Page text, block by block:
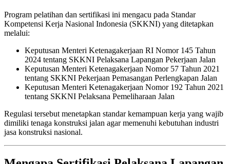
Program pelatihan dan sertifikasi ini mengacu pada Standar
Kompetensi Kerja Nasional Indonesia (SKKNI) yang ditetapkan
melalui:
Keputusan Menteri Ketenagakerjaan RI Nomor 145 Tahun
2024 tentang SKKNI Pelaksana Lapangan Pekerjaan Jalan
Keputusan Menteri Ketenagakerjaan Nomor 57 Tahun 2021
tentang SKKNI Pekerjaan Pemasangan Perlengkapan Jalan
Keputusan Menteri Ketenagakerjaan Nomor 192 Tahun 2021
tentang SKKNI Pelaksana Pemeliharaan Jalan
Regulasi tersebut menetapkan standar kemampuan kerja yang wajib
dimiliki tenaga konstruksi jalan agar memenuhi kebutuhan industri
jasa konstruksi nasional.